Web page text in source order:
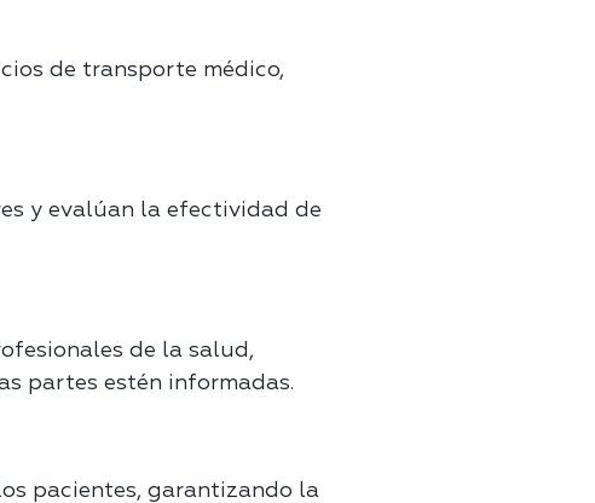
de transporte médico,
y evalúan la efectividad de
de la salud,
partes estén informadas.
pacientes, garantizando la